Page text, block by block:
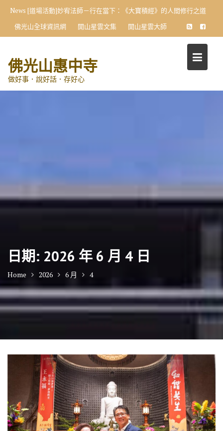
content
News惠中寺佛光寶寶暨佛光兒童 信仰傳承喜成觀音菩薩契子女
佛光山全球資訊網
開山星雲文集 開山星雲大師
佛光山惠中寺
做好事．說好話．存好心
日期: 2026 年 6 月 4 日
Home 2026 6 月 4